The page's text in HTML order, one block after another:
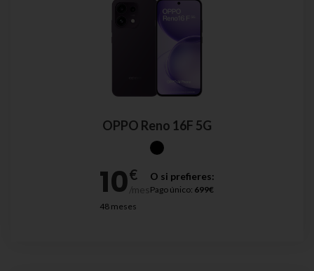
OPPO Reno 16F 5G
48 meses
O si prefieres:
Pago único: 699€